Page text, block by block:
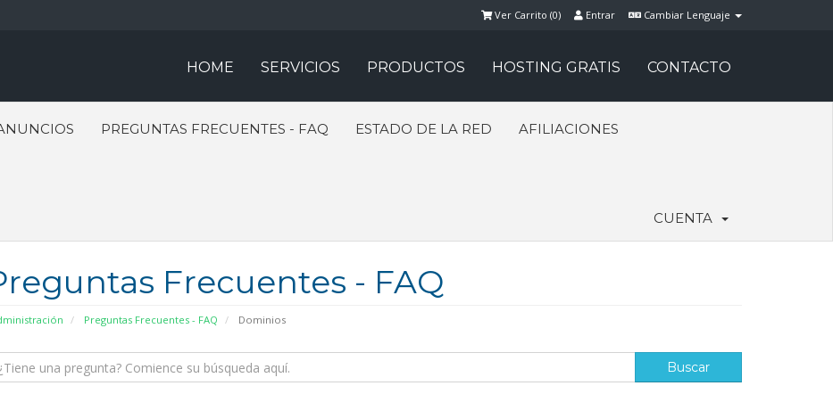
Cambiar Lenguaje
Entrar
Ver Carrito (0)
HOME SERVICIOS PRODUCTOS HOSTING GRATIS CONTACTO
PREGUNTAS FRECUENTES - FAQ ESTADO DE LA RED AFILIACIONES
CUENTA
Frecuentes - FAQ
Preguntas Frecuentes - FAQ Dominios